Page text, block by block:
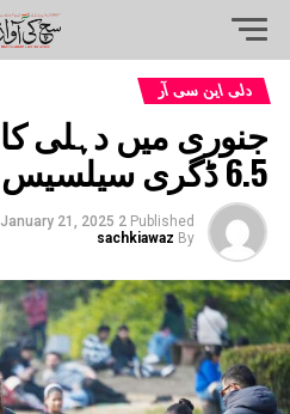
دلی این سی آر
6.5 ڈگری سیلسیس
Published
2 years ago
January 21, 2025
By
sachkiawaz